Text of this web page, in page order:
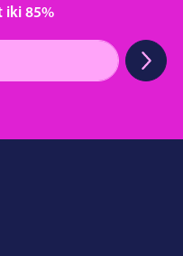
iki 85%